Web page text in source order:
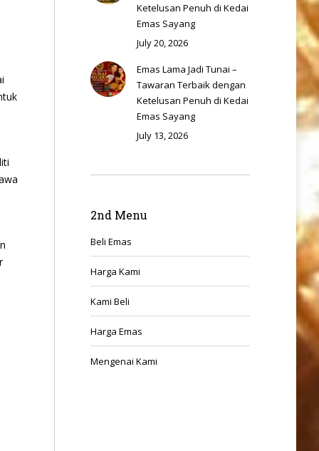
Ketelusan Penuh di Kedai
Emas Sayang
July 20, 2026
Emas Lama Jadi Tunai –
Tawaran Terbaik dengan
Ketelusan Penuh di Kedai
Emas Sayang
July 13, 2026
2nd Menu
Beli Emas
Harga Kami
Kami Beli
Harga Emas
Mengenai Kami